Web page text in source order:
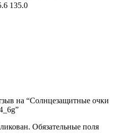
135.0
на “Солнцезащитные очки
Обязательные поля